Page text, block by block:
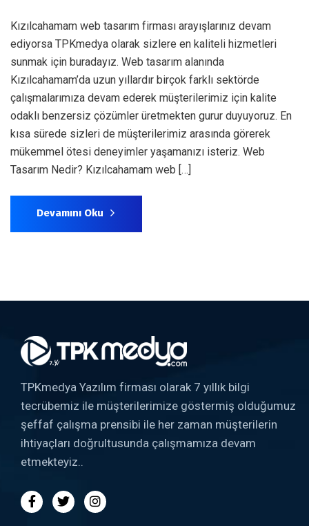
Kızılcahamam web tasarım firması arayışlarınız devam
ediyorsa TPKmedya olarak sizlere en kaliteli hizmetleri
sunmak için buradayız. Web tasarım alanında
Kızılcahamam’da uzun yıllardır birçok farklı sektörde
çalışmalarımıza devam ederek müşterilerimiz için kalite
odaklı benzersiz çözümler üretmekten gurur duyuyoruz. En
kısa sürede sizleri de müşterilerimiz arasında görerek
mükemmel ötesi deneyimler yaşamanızı isteriz. Web
Tasarım Nedir? Kızılcahamam web […]
Devamını Oku
TPKmedya Yazılım firması olarak 7 yıllık bilgi
tecrübemiz ile müşterilerimize göstermiş olduğumuz
şeffaf çalışma prensibi ile her zaman müşterilerin
ihtiyaçları doğrultusunda çalışmamıza devam
etmekteyiz..